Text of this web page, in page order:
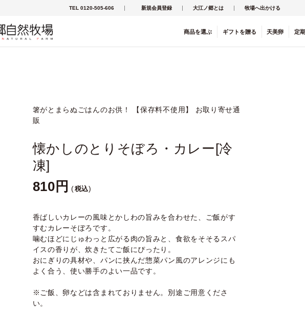
TEL 0120-505-606 新規会員登録 大江ノ郷とは 牧場へ出かける
商品を選ぶ ギフト を贈る 天美卵 定
箸がとまらぬごはんのお供！ 【保存料不使用】 お取り寄せ通
販
懐かしのとりそぼろ・カレー[冷
凍]
810
税込
香ばしいカレーの風味とかしわの旨みを合わせた、ご飯がす
すむカレーそぼろです。
噛むほどにじゅわっと広がる肉の旨みと、食欲をそそるスパ
イスの香りが、炊きたてご飯にぴったり。
おにぎりの具材や、パンに挟んだ惣菜パン風のアレンジにも
よく合う、使い勝手のよい一品です。
※ご飯、卵などは含まれておりません。別途ご用意くださ
い。